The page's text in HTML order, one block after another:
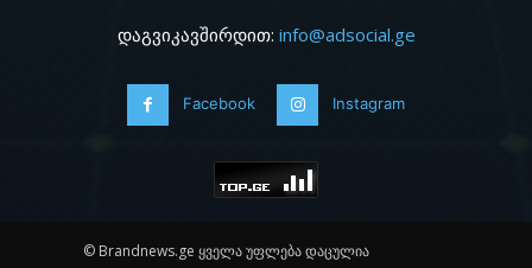
დაგვიკავშირდით: info@adsocial.ge
Facebook Instagram
© Brandnews.ge ყველა უფლება დაცულია